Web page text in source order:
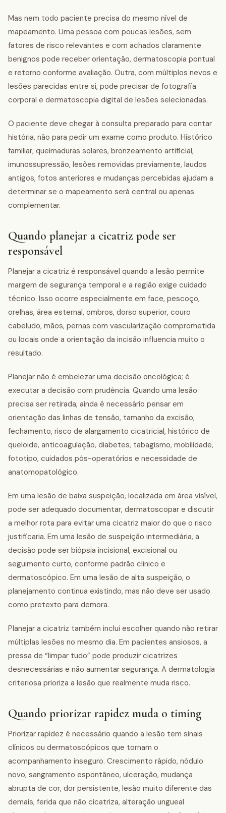
Mas nem todo paciente precisa do mesmo nível de
mapeamento. Uma pessoa com poucas lesões, sem
fatores de risco relevantes e com achados claramente
benignos pode receber orientação, dermatoscopia pontual
e retorno conforme avaliação. Outra, com múltiplos nevos e
lesões parecidas entre si, pode precisar de fotografia
corporal e dermatoscopia digital de lesões selecionadas.
O paciente deve chegar à consulta preparado para contar
história, não para pedir um exame como produto. Histórico
familiar, queimaduras solares, bronzeamento artificial,
imunossupressão, lesões removidas previamente, laudos
antigos, fotos anteriores e mudanças percebidas ajudam a
determinar se o mapeamento será central ou apenas
complementar.
Quando planejar a cicatriz pode ser
responsável
Planejar a cicatriz é responsável quando a lesão permite
margem de segurança temporal e a região exige cuidado
técnico. Isso ocorre especialmente em face, pescoço,
orelhas, área esternal, ombros, dorso superior, couro
cabeludo, mãos, pernas com vascularização comprometida
ou locais onde a orientação da incisão influencia muito o
resultado.
Planejar não é embelezar uma decisão oncológica; é
executar a decisão com prudência. Quando uma lesão
precisa ser retirada, ainda é necessário pensar em
orientação das linhas de tensão, tamanho da excisão,
fechamento, risco de alargamento cicatricial, histórico de
queloide, anticoagulação, diabetes, tabagismo, mobilidade,
fototipo, cuidados pós-operatórios e necessidade de
anatomopatológico.
Em uma lesão de baixa suspeição, localizada em área visível,
pode ser adequado documentar, dermatoscopar e discutir
a melhor rota para evitar uma cicatriz maior do que o risco
justificaria. Em uma lesão de suspeição intermediária, a
decisão pode ser biópsia incisional, excisional ou
seguimento curto, conforme padrão clínico e
dermatoscópico. Em uma lesão de alta suspeição, o
planejamento continua existindo, mas não deve ser usado
como pretexto para demora.
Planejar a cicatriz também inclui escolher quando não retirar
múltiplas lesões no mesmo dia. Em pacientes ansiosos, a
pressa de “limpar tudo” pode produzir cicatrizes
desnecessárias e não aumentar segurança. A dermatologia
criteriosa prioriza a lesão que realmente muda risco.
Quando priorizar rapidez muda o timing
Priorizar rapidez é necessário quando a lesão tem sinais
clínicos ou dermatoscópicos que tornam o
acompanhamento inseguro. Crescimento rápido, nódulo
novo, sangramento espontâneo, ulceração, mudança
abrupta de cor, dor persistente, lesão muito diferente das
demais, ferida que não cicatriza, alteração ungueal